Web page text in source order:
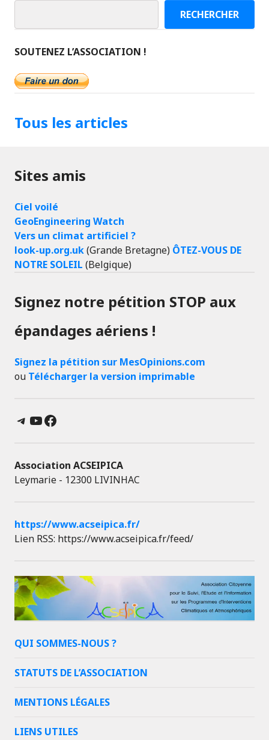
RECHERCHER
SOUTENEZ L’ASSOCIATION !
Tous les articles
Sites amis
Ciel voilé
GeoEngineering Watch
Vers un climat artificiel ?
look-up.org.uk(Grande Bretagne) ÔTEZ-VOUS DE
NOTRE SOLEIL (Belgique)
Signez notre pétition STOP aux
épandages aériens !
Signez la pétition sur MesOpinions.com
ou Télécharger la version imprimable
Telegram
YouTube
Facebook
Association ACSEIPICA
Leymarie - 12300 LIVINHAC
https://www.acseipica.fr/
Lien RSS: https://www.acseipica.fr/feed/
QUI SOMMES-NOUS ?
STATUTS DE L’ASSOCIATION
MENTIONS LÉGALES
LIENS UTILES